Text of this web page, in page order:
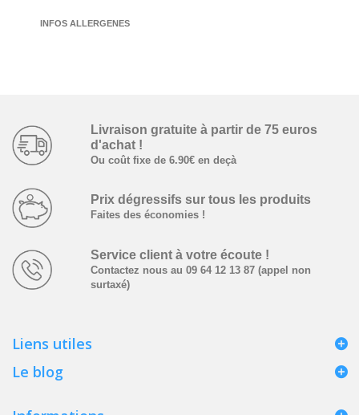
INFOS ALLERGENES
Livraison gratuite à partir­ de ­75 euros
d'achat !
Ou coût fixe de 6.90€ en deçà
Prix dégressifs ­sur tous les produits
Faites des économies !
Service client à votre écoute !
Contactez nous au 09 64 12 13 87 (appel non
surtaxé)
Liens utiles
Le blog